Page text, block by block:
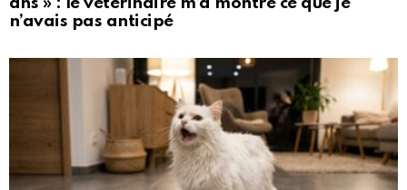
n’avais pas anticipé